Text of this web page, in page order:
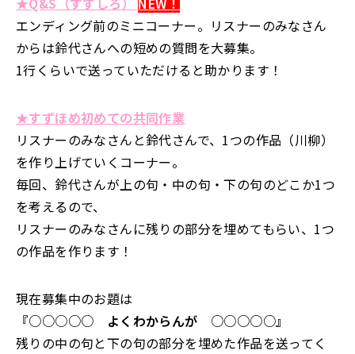
エンディング前のミニコーナー。リスナーのみなさん
からは鈴代さんへの短めの質問を大募集。
1行くらいで送っていただけると助かります！
★すずほめ初めての共同作業
リスナーのみなさんと鈴代さんで、1つの作品（川柳）
を作り上げていくコーナー。
毎回、鈴代さんが上の句・中の句・下の句のどこか1つ
を考えるので、
リスナーのみなさんに残りの部分を埋めてもらい、1つ
の作品を作ります！
現在募集中のお題は
『○○○○○ よくわからんが ○○○○○』
残りの中の句と下の句の部分を埋めた作品を送ってく